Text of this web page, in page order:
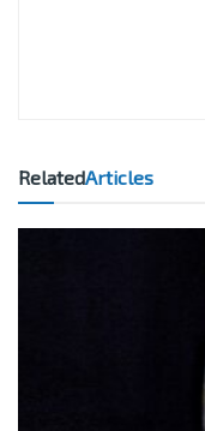
RelatedArticles